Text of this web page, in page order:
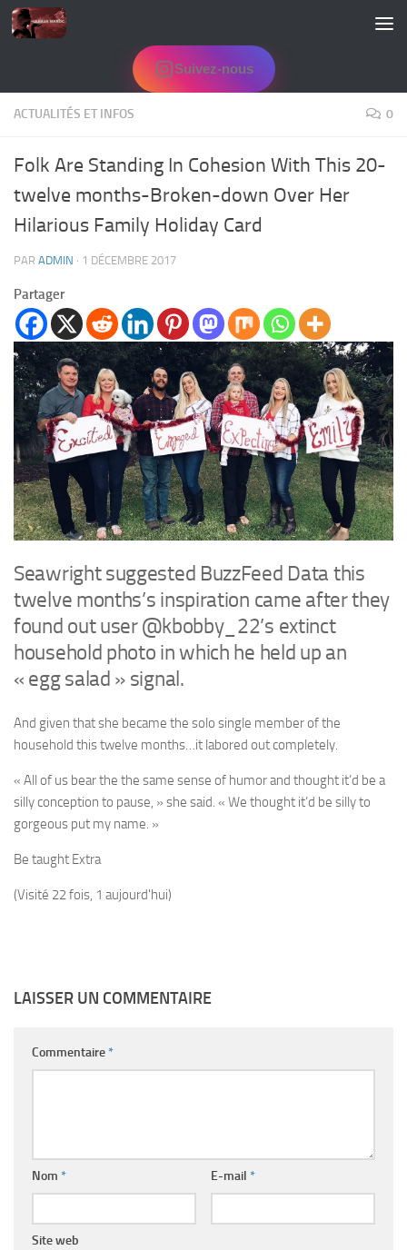
Skip to content
Suivez-nous
ACTUALITÉS ET INFOS 0
Folk Are Standing In Cohesion With This 20-
twelve months-Broken-down Over Her
Hilarious Family Holiday Card
PAR ADMIN · 1 DÉCEMBRE 2017
Partager
Seawright suggested BuzzFeed Data this
twelve months’s inspiration came after they
found out user @kbobby_22’s extinct
household photo in which he held up an
« egg salad » signal.
And given that she became the solo single member of the
household this twelve months…it labored out completely.
« All of us bear the the same sense of humor and thought it’d be a
silly conception to pause, » she said. « We thought it’d be silly to
gorgeous put my name. »
Be taught Extra
(Visité 22 fois, 1 aujourd'hui)
LAISSER UN COMMENTAIRE
Commentaire*
Nom * E-mail *
Site web